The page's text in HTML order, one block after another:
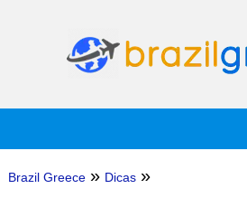
Brazil Greece » Dicas »